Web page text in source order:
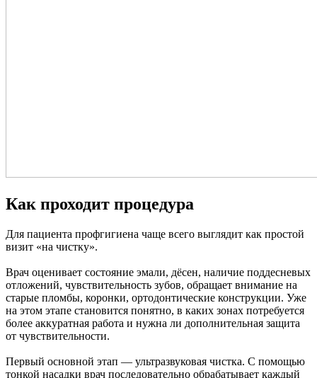
Как проходит процедура
Для пациента профгигиена чаще всего выглядит как простой
визит «на чистку».
Врач оценивает состояние эмали, дёсен, наличие поддесневых
отложений, чувствительность зубов, обращает внимание на
старые пломбы, коронки, ортодонтические конструкции. Уже
на этом этапе становится понятно, в каких зонах потребуется
более аккуратная работа и нужна ли дополнительная защита
от чувствительности.
Первый основной этап — ультразвуковая чистка. С помощью
тонкой насадки врач последовательно обрабатывает каждый